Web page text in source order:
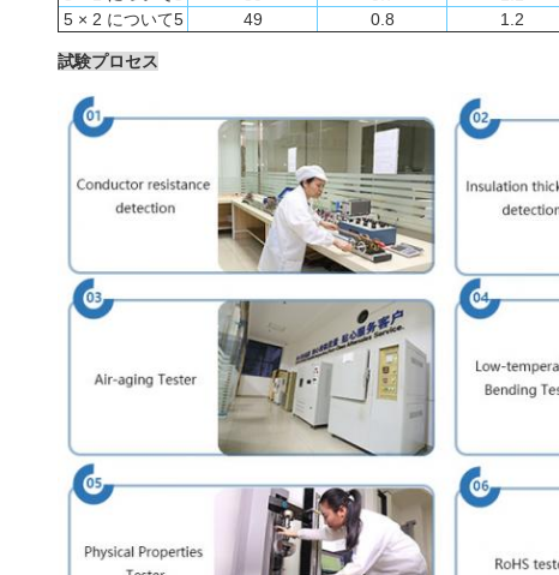
5 × 2 について5
49 0.8 1.2
試験プロセス